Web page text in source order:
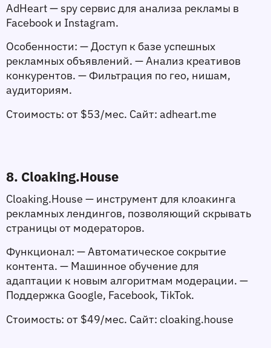
AdHeart — spy сервис для анализа рекламы в
Facebook и Instagram.
Особенности: — Доступ к базе успешных
рекламных объявлений. — Анализ креативов
конкурентов. — Фильтрация по гео, нишам,
аудиториям.
Стоимость: от $53/мес. Сайт: adheart.me
8. Cloaking.House
Cloaking.House — инструмент для клоакинга
рекламных лендингов, позволяющий скрывать
страницы от модераторов.
Функционал: — Автоматическое сокрытие
контента. — Машинное обучение для
адаптации к новым алгоритмам модерации. —
Поддержка Google, Facebook, TikTok.
Стоимость: от $49/мес. Сайт: cloaking.house